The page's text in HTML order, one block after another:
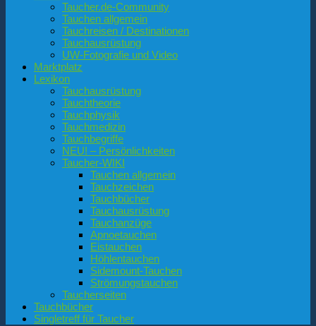
Taucher.de-Community
Tauchen allgemein
Tauchreisen / Destinationen
Tauchausrüstung
UW-Fotografie und Video
Marktplatz
Lexikon
Tauchausrüstung
Tauchtheorie
Tauchphysik
Tauchmedizin
Tauchbegriffe
NEU! – Persönlichkeiten
Taucher-WIKI
Tauchen allgemein
Tauchzeichen
Tauchbücher
Tauchausrüstung
Tauchanzüge
Apnoetauchen
Eistauchen
Höhlentauchen
Sidemount-Tauchen
Strömungstauchen
Taucherseiten
Tauchbücher
Singletreff für Taucher